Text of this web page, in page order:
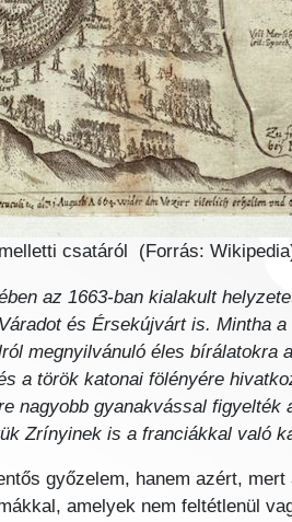
csatáról (Forrás:
az 1663-ban kialakult
és Érsekújvárt is. Mintha
megnyilvánuló éles bírálatokra
a török katonai fölényére
nagyobb gyanakvással figyelték
Zrínyinek is a franciákkal való
győzelem, hanem azért,
amelyek nem feltétlenül